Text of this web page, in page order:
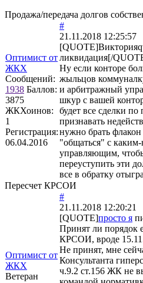
Продажа/передача долгов
Оптимист от
ЖКХ
Сообщений:
1938 Баллов:
3875
ЖКХоинов:
1
Регистрация:
06.04.2016
#
21.11.2018 12:25:57
[QUOTE]
ликвидация[/
Ну если конторе
жыльцов
и арбитражный
шкур с вашей
будет все сделки по
признавать
нужно брать флакон
"общаться" с
управляющим,
переуступить эти
все в обратку
Пересчет КРСОИ
Оптимист от
ЖКХ
Ветеран
#
21.11.2018 12:20:21
[QUOTE]просто я
Принят ли порядок
КРСОИ, вроде
Не принят, мне
Консультанта
ч.9.2 ст.156 ЖК не